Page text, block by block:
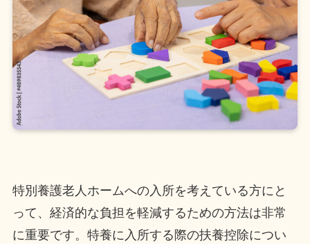
特別養護老人ホームへの入所を考えている方にと
って、経済的な負担を軽減するための方法は非常
に重要です。特養に入所する際の扶養控除につい